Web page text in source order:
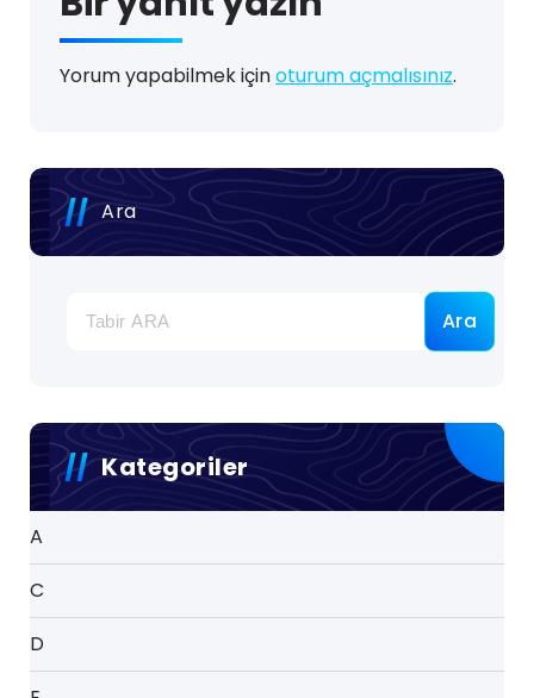
Yorum yapabilmek içinoturum açmalısınız.
Ara
Ara
Kategoriler
A
C
D